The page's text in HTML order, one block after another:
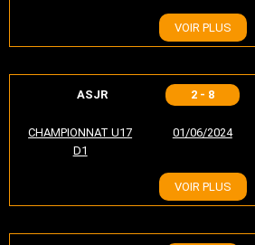
VOIR PLUS
ASJR 2 - 8
CHAMPIONNAT U17
D1
01/06/2024
VOIR PLUS